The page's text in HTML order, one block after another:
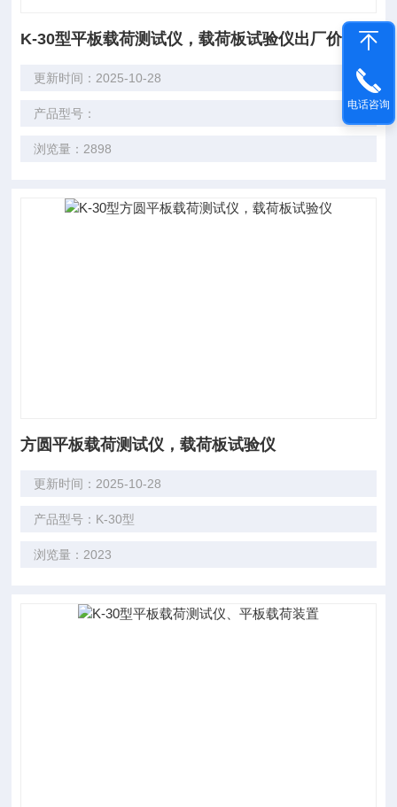
K-30型平板载荷测试仪，载荷板试验仪出厂价
更新时间：2025-10-28
产品型号：
浏览量：2898
方圆平板载荷测试仪，载荷板试验仪
更新时间：2025-10-28
产品型号：K-30型
浏览量：2023
电话咨询